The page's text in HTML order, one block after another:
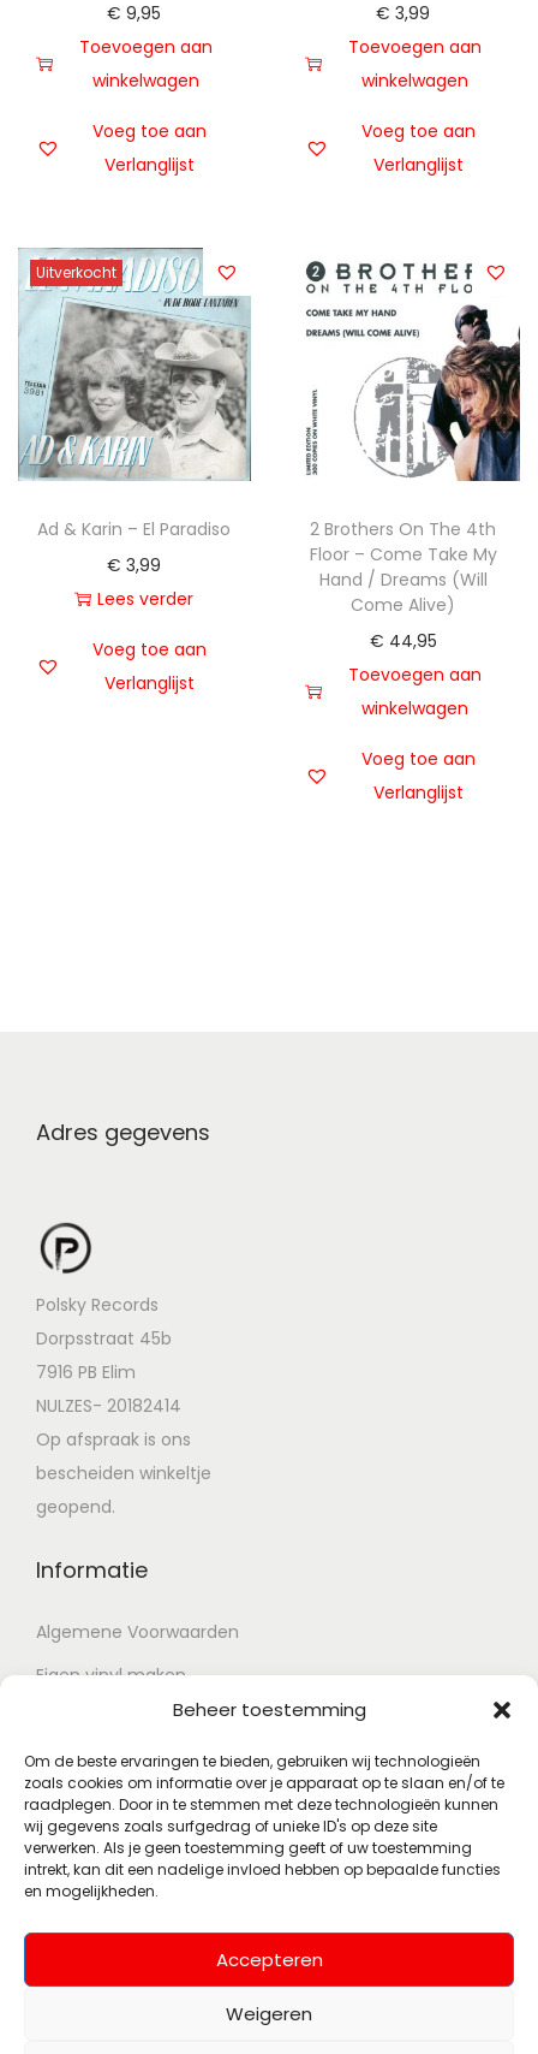
Beheer toestemming
Om de beste ervaringen te bieden, gebruiken wij technologieën
zoals cookies om informatie over je apparaat op te slaan en/of te
raadplegen. Door in te stemmen met deze technologieën kunnen
wij gegevens zoals surfgedrag of unieke ID's op deze site
verwerken. Als je geen toestemming geeft of uw toestemming
intrekt, kan dit een nadelige invloed hebben op bepaalde functies
en mogelijkheden.
Accepteren
Weigeren
€ 9,95
Toevoegen aan
winkelwagen
Voeg toe aan
Verlanglijst
€ 3,99
Toevoegen aan
winkelwagen
Voeg toe aan
Verlanglijst
Uitverkocht
Ad & Karin – El Paradiso
€ 3,99
Lees verder
Voeg toe aan
Verlanglijst
2 Brothers On The 4th
Floor – Come Take My
Hand / Dreams (Will
Come Alive)
€ 44,95
Toevoegen aan
winkelwagen
Voeg toe aan
Verlanglijst
Adres gegevens
Polsky Records
Dorpsstraat 45b
7916 PB Elim
NULZES- 20182414
Op afspraak is ons
bescheiden winkeltje
geopend.
Informatie
Algemene Voorwaarden
Eigen vinyl maken
Retour voorwaarden
Contact
Account
Mijn account
Wenslijst